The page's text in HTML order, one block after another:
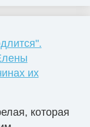
их
которая